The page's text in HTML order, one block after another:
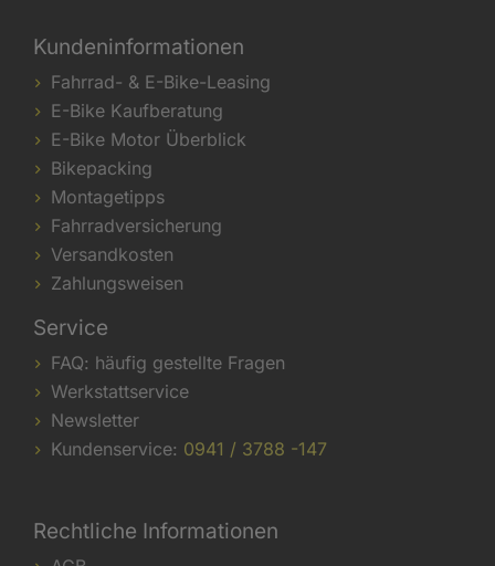
Kundeninformationen
Fahrrad- & E-Bike-Leasing
E-Bike Kaufberatung
E-Bike Motor Überblick
Bikepacking
Montagetipps
Fahrradversicherung
Versandkosten
Zahlungsweisen
Service
FAQ: häufig gestellte Fragen
Werkstattservice
Newsletter
Kundenservice: 0941 / 3788 -147
Rechtliche Informationen